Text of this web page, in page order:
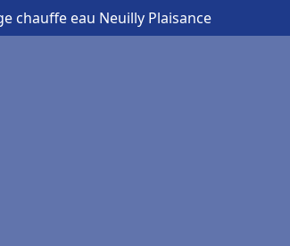
chauffe eau Neuilly Plaisance